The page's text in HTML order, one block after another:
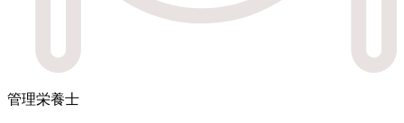
管理栄養士